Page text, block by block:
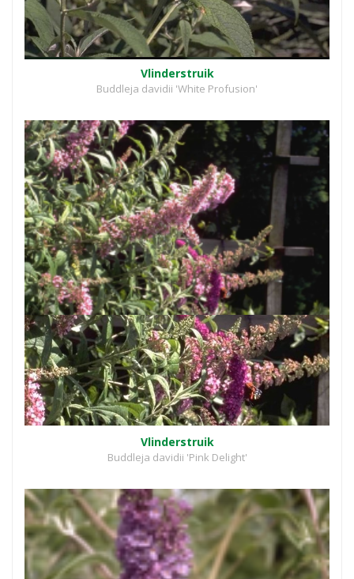
Vlinderstruik
Buddleja davidii 'White Profusion'
Vlinderstruik
Buddleja davidii 'Pink Delight'